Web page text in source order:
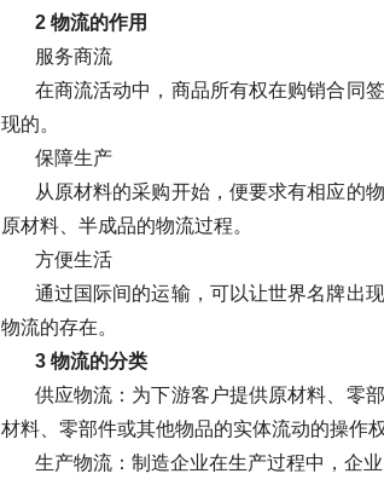
2 物流的作用
服务商流
在商流活动中，商品所有权在购销合同
现的。
保障生产
从原材料的采购开始，便要求有相应的
原材料、半成品的物流过程。
方便生活
通过国际间的运输，可以让世界名牌出
物流的存在。
3 物流的分类
供应物流：为下游客户提供原材料、零
材料、零部件或其他物品的实体流动的操作
生产物流：制造企业在生产过程中，企